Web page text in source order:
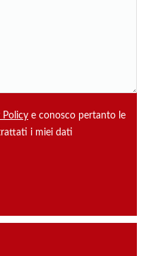
Policy e conosco pertanto le
i miei dati